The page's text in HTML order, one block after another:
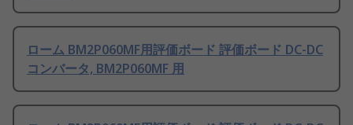
ローム BM2P060MF用評価ボード 評価ボード DC-DC
コンバータ, BM2P060MF 用